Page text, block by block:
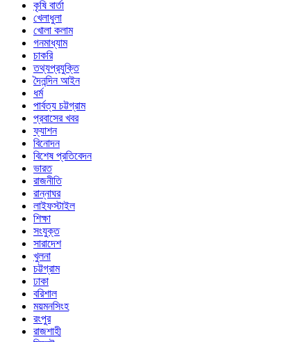
কৃষি বার্তা
খেলাধুলা
খোলা কলাম
গনমাধ্যাম
চাকরি
তথ্যপ্রযুক্তি
দৈনন্দিন আইন
ধর্ম
পার্বত্য চট্টগ্রাম
প্রবাসের খবর
ফ্যাশন
বিনোদন
বিশেষ প্রতিবেদন
ভারত
রাজনীতি
রান্নাঘর
লাইফস্টাইল
শিক্ষা
সংযুক্ত
সারাদেশ
খুলনা
চট্টগ্রাম
ঢাকা
বরিশাল
ময়মনসিংহ
রংপুর
রাজশাহী